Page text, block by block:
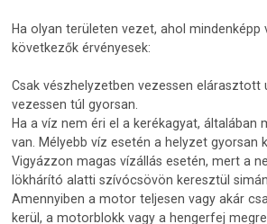
Ha olyan területen vezet, ahol mindenképp
következők érvényesek:
Csak vészhelyzetben vezessen elárasztott
vezessen túl gyorsan.
Ha a víz nem éri el a kerékagyat, általában
van. Mélyebb víz esetén a helyzet gyorsan
Vigyázzon magas vízállás esetén, mert a
lökhárító alatti szívócsövön keresztül
Amennyiben a motor teljesen vagy akár
kerül, a motorblokk vagy a hengerfej